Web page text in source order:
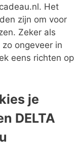
Het
zijn om voor
Zeker als
ongeveer in
eens richten op
je
DELTA